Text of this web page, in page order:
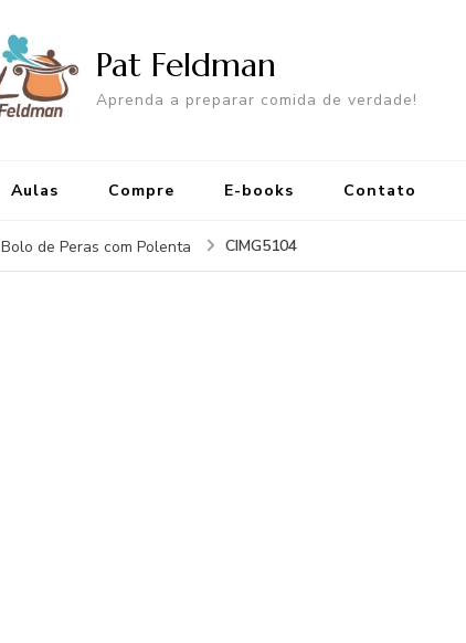
Pat Feldman
Aprenda a preparar comida de verdade!
Aulas Compre E-books Contato
Bolo de Peras com Polenta CIMG5104